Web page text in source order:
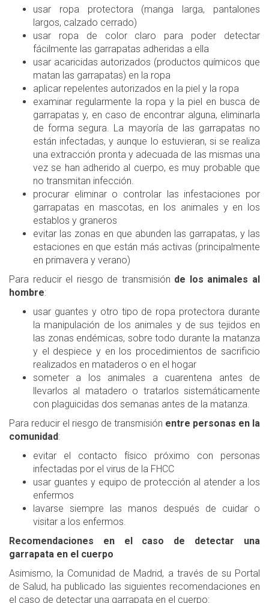
usar ropa protectora (manga larga, pantalones
largos, calzado cerrado)
usar ropa de color claro para poder detectar
fácilmente las garrapatas adheridas a ella
usar acaricidas autorizados (productos químicos que
matan las garrapatas) en la ropa
aplicar repelentes autorizados en la piel y la ropa
examinar regularmente la ropa y la piel en busca de
garrapatas y, en caso de encontrar alguna, eliminarla
de forma segura. La mayoría de las garrapatas no
están infectadas, y aunque lo estuvieran, si se realiza
una extracción pronta y adecuada de las mismas una
vez se han adherido al cuerpo, es muy probable que
no transmitan infección.
procurar eliminar o controlar las infestaciones por
garrapatas en mascotas, en los animales y en los
establos y graneros
evitar las zonas en que abunden las garrapatas, y las
estaciones en que están más activas (principalmente
en primavera y verano)
Para reducir el riesgo de transmisión de los animales al
hombre:
usar guantes y otro tipo de ropa protectora durante
la manipulación de los animales y de sus tejidos en
las zonas endémicas, sobre todo durante la matanza
y el despiece y en los procedimientos de sacrificio
realizados en mataderos o en el hogar
someter a los animales a cuarentena antes de
llevarlos al matadero o tratarlos sistemáticamente
con plaguicidas dos semanas antes de la matanza.
Para reducir el riesgo de transmisión entre personas en la
comunidad:
evitar el contacto físico próximo con personas
infectadas por el virus de la FHCC
usar guantes y equipo de protección al atender a los
enfermos
lavarse siempre las manos después de cuidar o
visitar a los enfermos.
Recomendaciones en el caso de detectar una
garrapata en el cuerpo
Asimismo, la Comunidad de Madrid, a través de su Portal
de Salud, ha publicado las siguientes recomendaciones en
el caso de detectar una garrapata en el cuerpo: